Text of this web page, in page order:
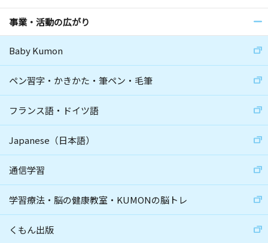
事業・活動の広がり
Baby Kumon
ペン習字・かきかた・筆ペン・毛筆
フランス語・ドイツ語
Japanese（日本語）
通信学習
学習療法・脳の健康教室・KUMONの脳トレ
くもん出版